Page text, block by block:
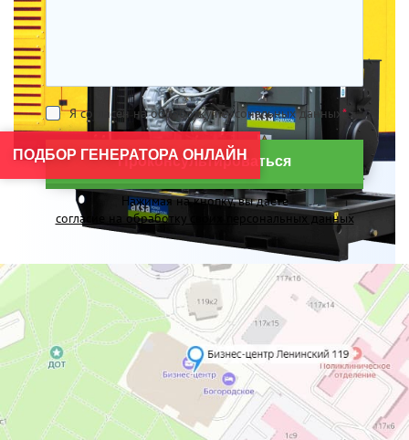
Я согласен на обработку персональных данных*
Проконсультироваться
Нажимая на кнопку, вы даете
согласие на обработку своих персональных данных
ПОДБОР ГЕНЕРАТОРА ОНЛАЙН